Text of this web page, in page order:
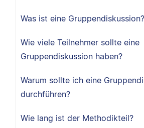
Was ist eine Gruppendiskussion?
Wie viele Teilnehmer sollte eine
Gruppendiskussion haben?
Warum sollte ich eine
durchführen?
Wie lang ist der Methodikteil?